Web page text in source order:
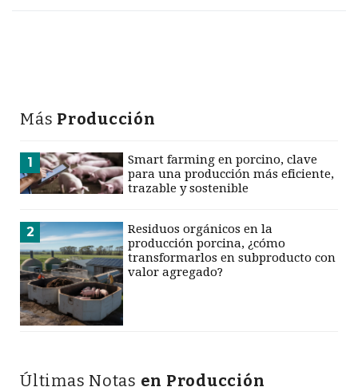
Más Producción
1
Smart farming en porcino, clave
para una producción más eficiente,
trazable y sostenible
2
Residuos orgánicos en la
producción porcina, ¿cómo
transformarlos en subproducto con
valor agregado?
Últimas Notas en Producción